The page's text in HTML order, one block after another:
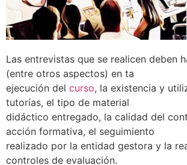
Las entrevistas que se realicen deben
(entre otros aspectos) en ta
ejecución del curso, la existencia y
tutorías, el tipo de material
didáctico entregado, la calidad del
acción formativa, el seguimiento
realizado por la entidad gestora y la
controles de evaluación.